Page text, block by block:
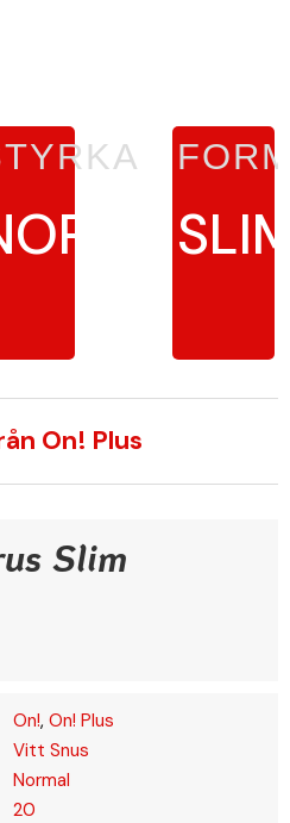
On! Plus
Slim
On!, On! Plus
Vitt Snus
Normal
20